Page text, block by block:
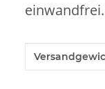
einwandfrei.
Wert